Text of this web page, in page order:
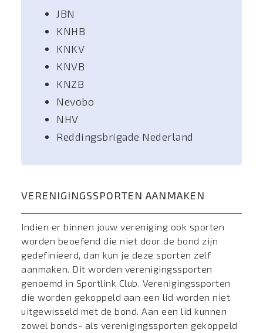
JBN
KNHB
KNKV
KNVB
KNZB
Nevobo
NHV
Reddingsbrigade Nederland
VERENIGINGSSPORTEN AANMAKEN
Indien er binnen jouw vereniging ook sporten
worden beoefend die niet door de bond zijn
gedefinieerd, dan kun je deze sporten zelf
aanmaken. Dit worden verenigingssporten
genoemd in Sportlink Club. Verenigingssporten
die worden gekoppeld aan een lid worden niet
uitgewisseld met de bond. Aan een lid kunnen
zowel bonds- als verenigingssporten gekoppeld